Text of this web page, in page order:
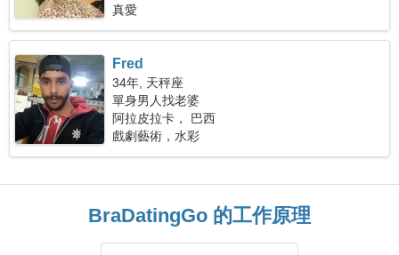
真愛
Fred
34年, 天秤座
單身男人找老婆
阿拉皮拉卡， 巴西
戲劇藝術，水彩
BraDatingGo 的工作原理